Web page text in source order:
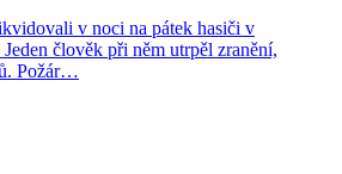
v noci na pátek hasiči v
člověk při něm utrpěl zranění,
Požár…